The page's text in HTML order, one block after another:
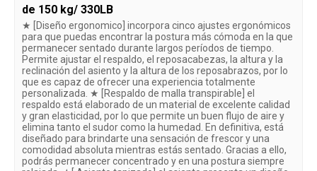
de 150 kg/ 330LB
★ [Diseño ergonomico] incorpora cinco ajustes ergonómicos
para que puedas encontrar la postura más cómoda en la que
permanecer sentado durante largos períodos de tiempo.
Permite ajustar el respaldo, el reposacabezas, la altura y la
reclinación del asiento y la altura de los reposabrazos, por lo
que es capaz de ofrecer una experiencia totalmente
personalizada. ★ [Respaldo de malla transpirable] el
respaldo está elaborado de un material de excelente calidad
y gran elasticidad, por lo que permite un buen flujo de aire y
elimina tanto el sudor como la humedad. En definitiva, está
diseñado para brindarte una sensación de frescor y una
comodidad absoluta mientras estás sentado. Gracias a ello,
podrás permanecer concentrado y en una postura siempre